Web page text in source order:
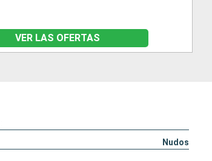
VER LAS OFERTAS
Nudos